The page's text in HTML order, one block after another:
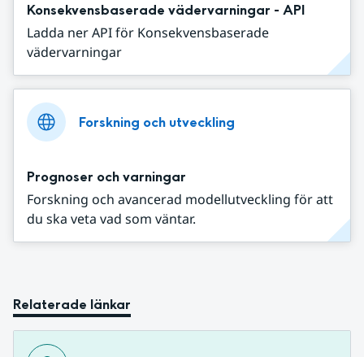
Konsekvensbaserade vädervarningar - API
Ladda ner API för Konsekvensbaserade
vädervarningar
Forskning och utveckling
Prognoser och varningar
Forskning och avancerad modellutveckling för att
du ska veta vad som väntar.
Relaterade länkar